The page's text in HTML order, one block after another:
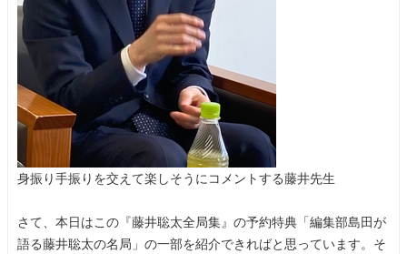
身振り手振りを交えて楽しそうにコメントする藤井先生
さて、本日はこの『藤井聡太全局集』の予約特典「編集部島田が
語る藤井聡太の名局」の一部を紹介できればと思っています。そ